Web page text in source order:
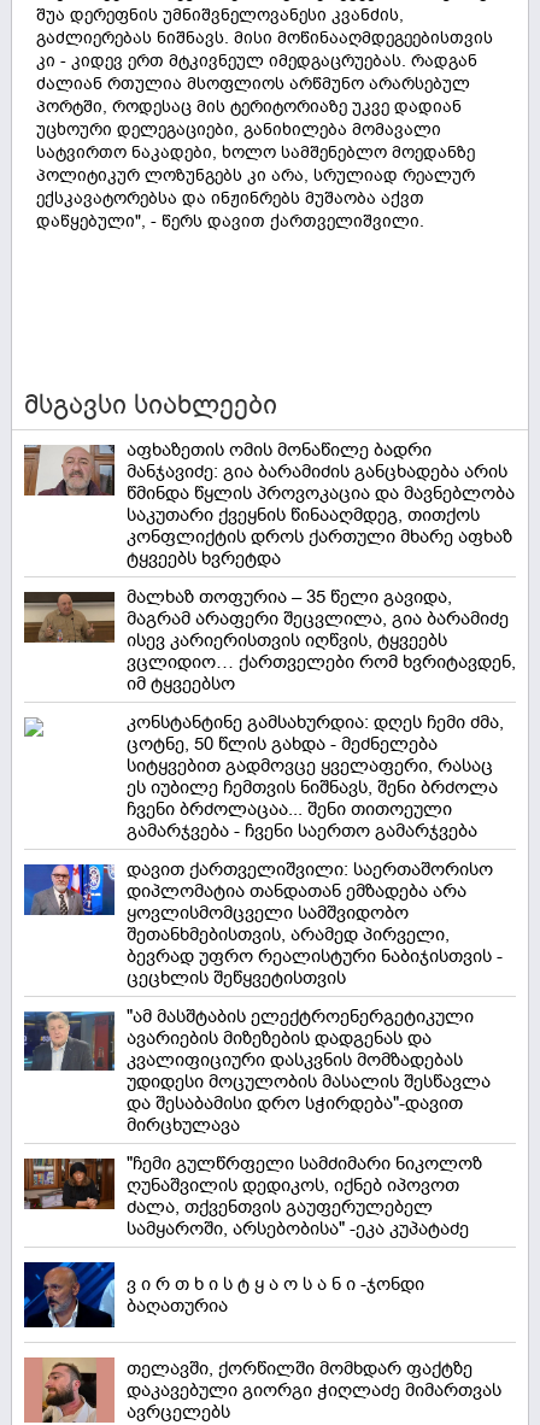
შუა დერეფნის უმნიშვნელოვანესი კვანძის,
გაძლიერებას ნიშნავს. მისი მოწინააღმდეგეებისთვის
კი - კიდევ ერთ მტკივნეულ იმედგაცრუებას. რადგან
ძალიან რთულია მსოფლიოს არწმუნო არარსებულ
პორტში, როდესაც მის ტერიტორიაზე უკვე დადიან
უცხოური დელეგაციები, განიხილება მომავალი
სატვირთო ნაკადები, ხოლო სამშენებლო მოედანზე
პოლიტიკურ ლოზუნგებს კი არა, სრულიად რეალურ
ექსკავატორებსა და ინჟინრებს მუშაობა აქვთ
დაწყებული", - წერს დავით ქართველიშვილი.
მსგავსი სიახლეები
აფხაზეთის ომის მონაწილე ბადრი
მანჯავიძე: გია ბარამიძის განცხადება არის
წმინდა წყლის პროვოკაცია და მავნებლობა
საკუთარი ქვეყნის წინააღმდეგ, თითქოს
კონფლიქტის დროს ქართული მხარე აფხაზ
ტყვეებს ხვრეტდა
მალხაზ თოფურია – 35 წელი გავიდა,
მაგრამ არაფერი შეცვლილა, გია ბარამიძე
ისევ კარიერისთვის იღწვის, ტყვეებს
ვცლიდიო… ქართველები რომ ხვრიტავდენ,
იმ ტყვეებსო
კონსტანტინე გამსახურდია: დღეს ჩემი ძმა,
ცოტნე, 50 წლის გახდა - მეძნელება
სიტყვებით გადმოვცე ყველაფერი, რასაც
ეს იუბილე ჩემთვის ნიშნავს, შენი ბრძოლა
ჩვენი ბრძოლაცაა... შენი თითოეული
გამარჯვება - ჩვენი საერთო გამარჯვება
დავით ქართველიშვილი: საერთაშორისო
დიპლომატია თანდათან ემზადება არა
ყოვლისმომცველი სამშვიდობო
შეთანხმებისთვის, არამედ პირველი,
ბევრად უფრო რეალისტური ნაბიჯისთვის -
ცეცხლის შეწყვეტისთვის
"ამ მასშტაბის ელექტროენერგეტიკული
ავარიების მიზეზების დადგენას და
კვალიფიციური დასკვნის მომზადებას
უდიდესი მოცულობის მასალის შესწავლა
და შესაბამისი დრო სჭირდება"-დავით
მირცხულავა
"ჩემი გულწრფელი სამძიმარი ნიკოლოზ
ღუნაშვილის დედიკოს, იქნებ იპოვოთ
ძალა, თქვენთვის გაუფერულებელ
სამყაროში, არსებობისა" -ეკა კუპატაძე
ვ ი რ თ ხ ი ს ტ ყ ა ო ს ა ნ ი -ჯონდი
ბაღათურია
თელავში, ქორწილში მომხდარ ფაქტზე
დაკავებული გიორგი ჭიღლაძე მიმართვას
ავრცელებს